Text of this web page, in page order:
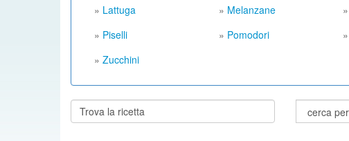
» Lattuga » Melanzane »
» Piselli » Pomodori »
» Zucchini
Cerca